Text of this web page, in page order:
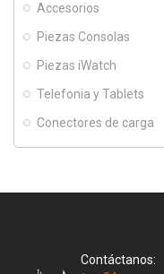
Accesorios
Piezas Consolas
Piezas iWatch
Telefonia y Tablets
Conectores de carga
Contáctanos: